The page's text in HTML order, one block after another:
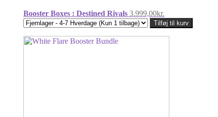
Booster Boxes : Destined Rivals 3.999,00kr.
Tilføj til kurv